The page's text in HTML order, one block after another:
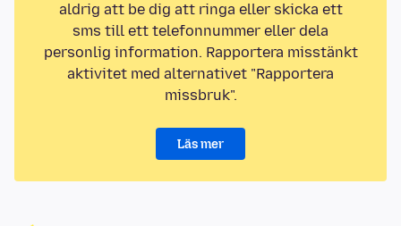
aldrig att be dig att ringa eller skicka ett
sms till ett telefonnummer eller dela
personlig information. Rapportera misstänkt
aktivitet med alternativet "Rapportera
missbruk".
Läs mer